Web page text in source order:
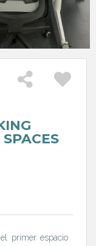
primer espacio